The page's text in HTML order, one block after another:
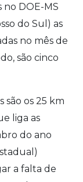
no DOE-MS
do Sul) as
no mês de
são cinco
são os 25 km
liga as
do ano
a falta de